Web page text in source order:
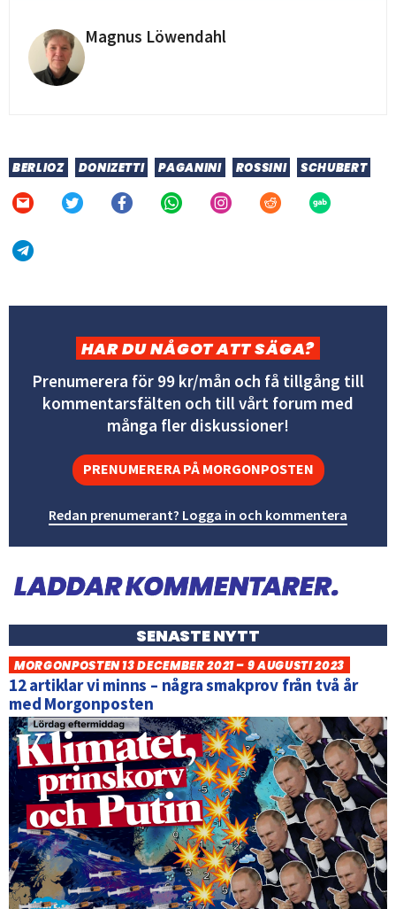
Magnus Löwendahl
BERLIOZ DONIZETTI PAGANINI ROSSINI SCHUBERT
HAR DU NÅGOT ATT SÄGA?
Prenumerera för 99 kr/mån och få tillgång till
kommentarsfälten och till vårt forum med
många fler diskussioner!
PRENUMERERA PÅ MORGONPOSTEN
Redan prenumerant? Logga in och kommentera
SENASTE NYTT
MORGONPOSTEN 13 DECEMBER 2021 – 9 AUGUSTI 2023
12 artiklar vi minns – några smakprov från två år
med Morgonposten